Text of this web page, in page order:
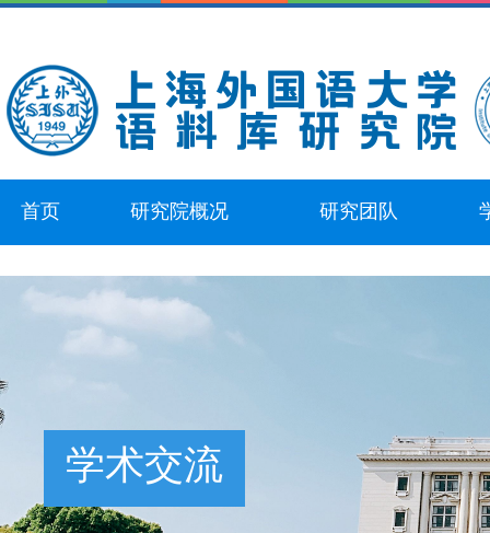
首页 研究院概况 研究团队
学术交流